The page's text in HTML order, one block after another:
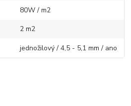
80W / m2
2 m2
jednožilový / 4,5 - 5,1 mm / ano